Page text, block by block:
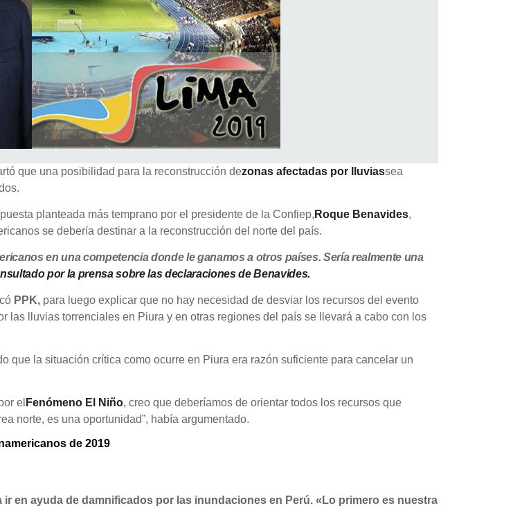
que una posibilidad para la reconstrucción dezonas afectadas por lluviassea
planteada más temprano por el presidente de la Confiep, Roque Benavides,
se debería destinar a la reconstrucción del norte del país.
en una competencia donde le ganamos a otros países. Sería realmente una
por la prensa sobre las declaraciones de Benavides.
PPK, para luego explicar que no hay necesidad de desviar los recursos del evento
las lluvias torrenciales en Piura y en otras regiones del país se llevará a cabo con los
que la situación crítica como ocurre en Piura era razón suficiente para cancelar un
el Fenómeno El Niño, creo que deberíamos de orientar todos los recursos que
norte, es una oportunidad”, había argumentado.
de 2019
en ayuda de damnificados por las inundaciones en Perú. «Lo primero es nuestra